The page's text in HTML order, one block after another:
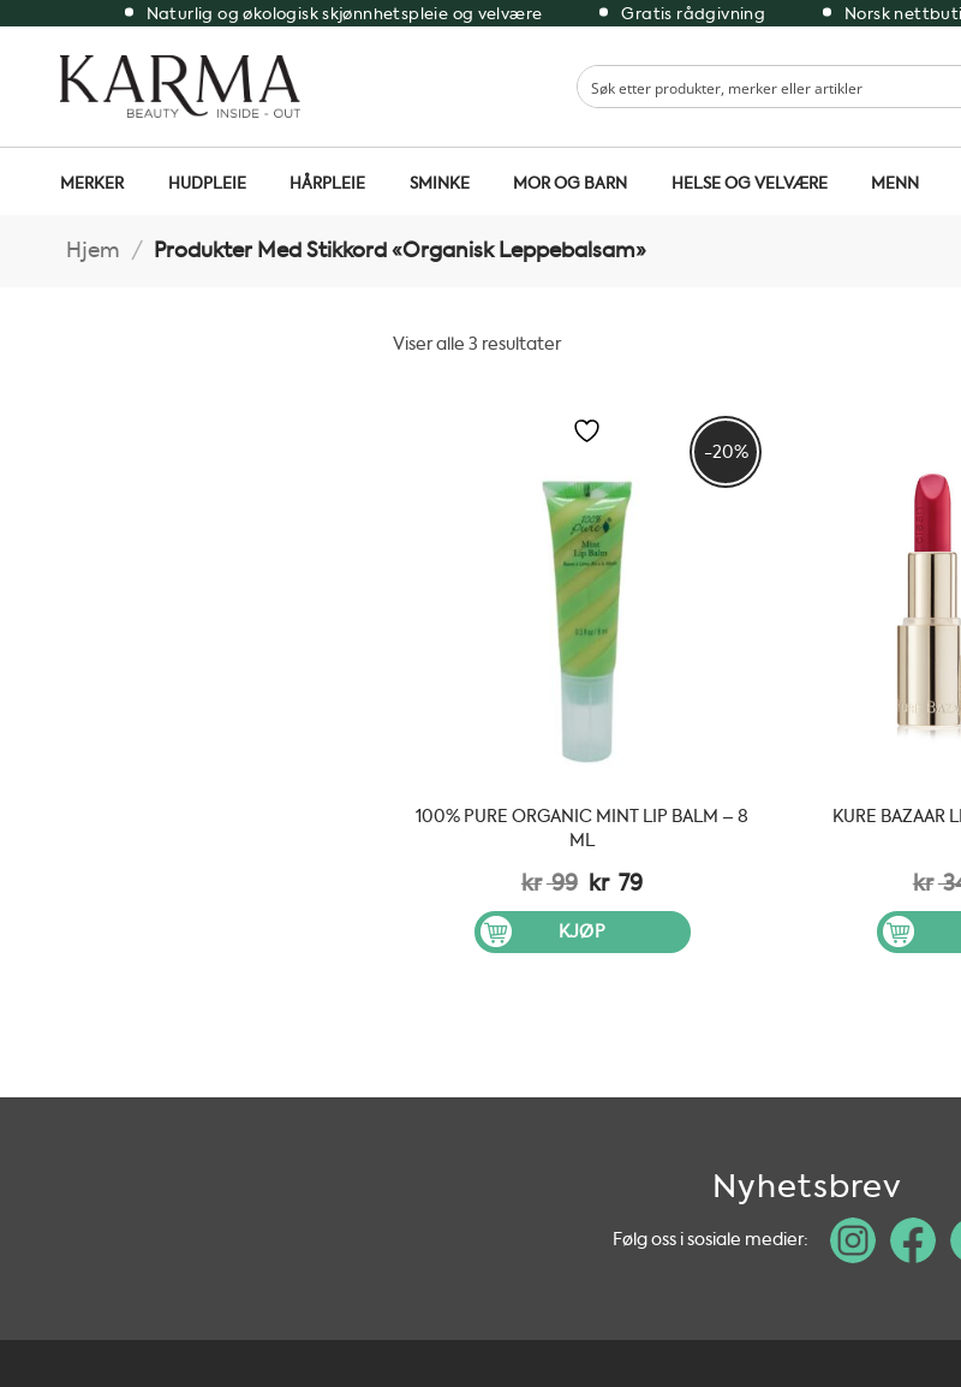
content
Naturlig og økologisk skjønnhetspleie og velvære Gratis rådgivning Norsk
MERKER HUDPLEIE HÅRPLEIE SMINKE MOR OG BARN HELSE OG VELVÆRE MENN
Hjem / Produkter Med Stikkord «organisk Leppebalsam»
Viser alle 3 resultater
Sortert
-20%
100% PURE ORGANIC MINT LIP BALM – 8
ML
kr99 Opprinnelig
var:
kr 99.
kr 79Nåværende
kr 79.
KJØP
KURE BAZAAR
kr
Nyhetsbrev
Følg oss i sosiale medier: